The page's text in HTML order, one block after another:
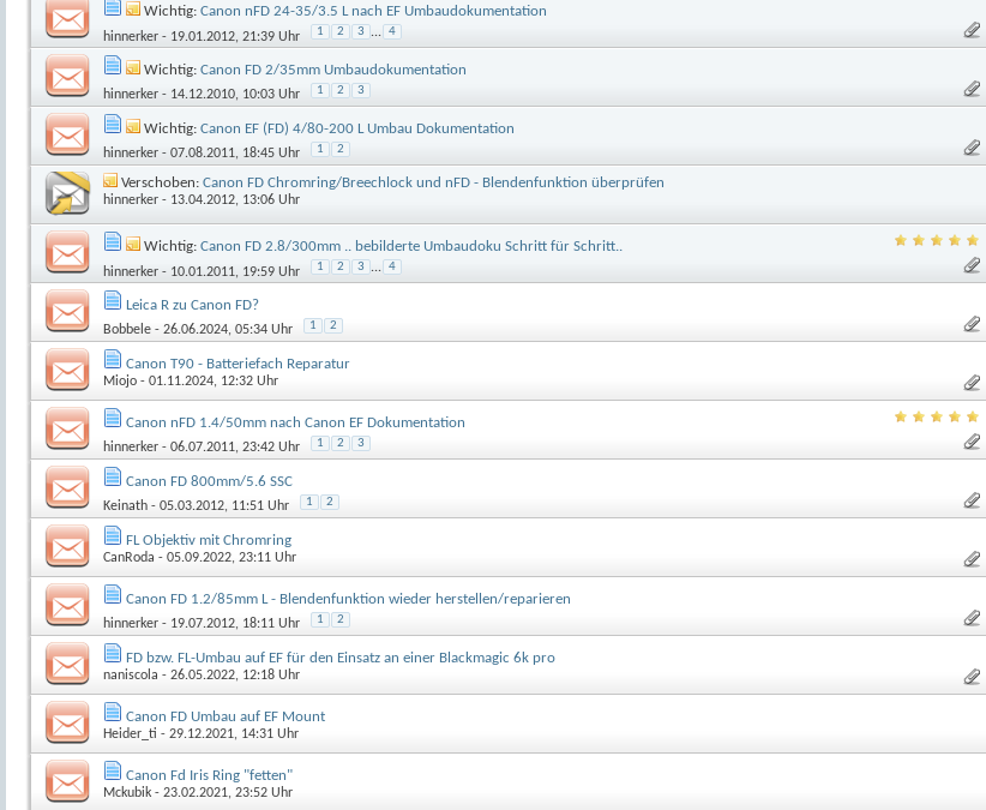
Wichtig: Canon nFD 24-35/3.5 L nach EF Umbaudokumentation
hinnerker - 19.01.2012, 21:39 Uhr 1 2 3 ... 4
Wichtig: Canon FD 2/35mm Umbaudokumentation
hinnerker - 14.12.2010, 10:03 Uhr 1 2 3
Wichtig: Canon EF (FD) 4/80-200 L Umbau Dokumentation
hinnerker - 07.08.2011, 18:45 Uhr 1 2
Verschoben: Canon FD Chromring/Breechlock und nFD - Blendenfunktion überprüfen
hinnerker - 13.04.2012, 13:06 Uhr
Wichtig: Canon FD 2.8/300mm .. bebilderte Umbaudoku Schritt für Schritt..
hinnerker - 10.01.2011, 19:59 Uhr 1 2 3 ... 4
Leica R zu Canon FD?
Bobbele - 26.06.2024, 05:34 Uhr 1 2
Canon T90 - Batteriefach Reparatur
Miojo - 01.11.2024, 12:32 Uhr
Canon nFD 1.4/50mm nach Canon EF Dokumentation
hinnerker - 06.07.2011, 23:42 Uhr 1 2 3
Canon FD 800mm/5.6 SSC
Keinath - 05.03.2012, 11:51 Uhr 1 2
FL Objektiv mit Chromring
CanRoda - 05.09.2022, 23:11 Uhr
Canon FD 1.2/85mm L - Blendenfunktion wieder herstellen/reparieren
hinnerker - 19.07.2012, 18:11 Uhr 1 2
FD bzw. FL-Umbau auf EF für den Einsatz an einer Blackmagic 6k pro
naniscola - 26.05.2022, 12:18 Uhr
Canon FD Umbau auf EF Mount
Heider_ti - 29.12.2021, 14:31 Uhr
Canon Fd Iris Ring "fetten"
Mckubik - 23.02.2021, 23:52 Uhr